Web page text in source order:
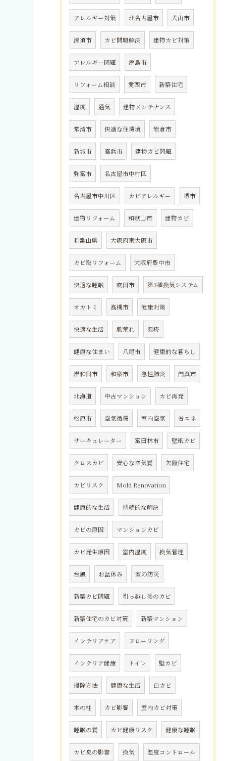
アレルギー対策 北名古屋市 犬山市
清須市 カビ問題解決 建物カビ対策
アレルギー問題 津島市
リフォーム相談 愛西市 新築住宅
湿度 通気 建物メンテナンス
常滑市 快適な住環境 岩倉市
新城市 高浜市 建物カビ問題
弥富市 名古屋市中村区
名古屋市中川区 カビアレルギー 堺市
建物リフォーム 和歌山市 建物カビ
和歌山県 大阪府東大阪市
カビ取リフォーム 大阪府豊中市
快適な睡眠 吹田市 第3種換気システム
オカトミ 高槻市 健康対策
快適な生活 肌荒れ 湿疹
健康な住まい 八尾市 健康的な暮らし
岸和田市 和泉市 急性肺炎 門真市
北海道 中古マンション カビ再発
松原市 空気循環 室内空気 省エネ
サーキュレーター 富田林市 壁紙カビ
クロスカビ 安心な空気質 欠陥住宅
カビリスク Mold Renovation
健康的な生活 持続的な解決
カビの原因 マンションカビ
カビ発生原因 室内湿度 換気管理
台風 お盆休み 家の防災
新築カビ問題 引っ越し後のカビ
新築住宅のカビ対策 新築マンション
インテリアケア フローリング
インテリア健康 トイレ 壁カビ
掃除方法 健康な生活 白カビ
木の柱 カビ影響 室内カビ対策
睡眠の質 カビ健康リスク 健康な睡眠
カビ臭の影響 換気 湿度コントロール